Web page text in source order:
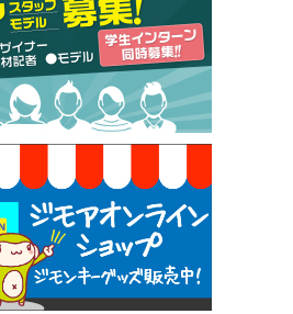
典①】まつ毛カール 3,850円→ 2,7
（プルミエール））
日
ービス（餃子酒場たっちゃん 西